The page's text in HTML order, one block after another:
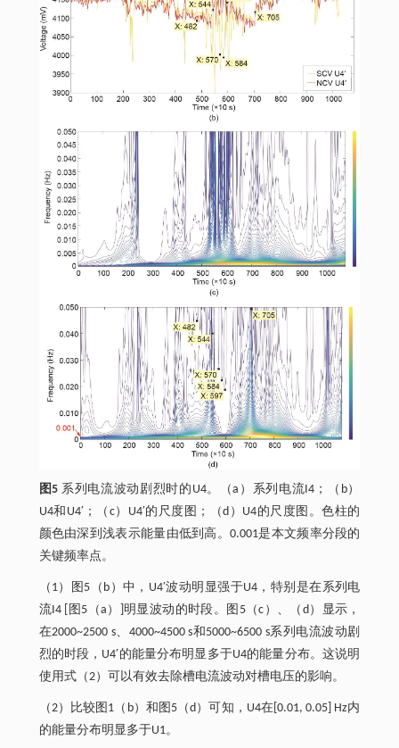
图5 系列电流波动剧烈时的U4。（a）系列电流I4；（b）
U4和U4′；（c）U4′的尺度图；（d）U4的尺度图。色柱的
颜色由深到浅表示能量由低到高。0.001是本文频率分段的
关键频率点。
（1）图5（b）中，U4′波动明显强于U4，特别是在系列电
流I4 [图5（a）]明显波动的时段。图5（c）、（d）显示，
在2000~2500 s、4000~4500 s和5000~6500 s系列电流波动剧
烈的时段，U4′的能量分布明显多于U4的能量分布。这说明
使用式（2）可以有效去除槽电流波动对槽电压的影响。
（2）比较图1（b）和图5（d）可知，U4在[0.01, 0.05] Hz内
的能量分布明显多于U1。